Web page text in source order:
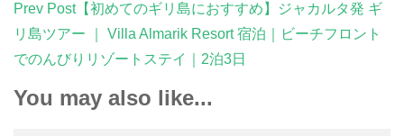
Post
Navigation
Prev Post【初めてのギリ島におすすめ】ジャカルタ発 ギ
リ島ツアー ｜ Villa Almarik Resort 宿泊｜ビーチフロント
でのんびりリゾートステイ｜2泊3日
You may also like...